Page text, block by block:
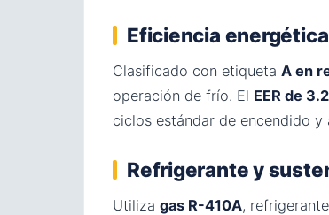
Eficiencia
Clasificado con etiqueta A en
operación de frío. El EER de
ciclos estándar de encendido
Refrigerante y
Utiliza gas R-410A,